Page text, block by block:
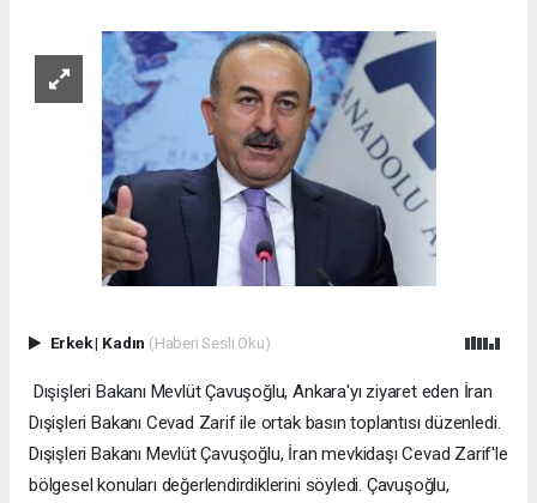
Erkek| Kadın (Haberi Sesli Oku)
Dışişleri Bakanı Mevlüt Çavuşoğlu, Ankara'yı ziyaret eden İran
Dışişleri Bakanı Cevad Zarif ile ortak basın toplantısı düzenledi.
Dışişleri Bakanı Mevlüt Çavuşoğlu, İran mevkidaşı Cevad Zarif'le
bölgesel konuları değerlendirdiklerini söyledi. Çavuşoğlu,